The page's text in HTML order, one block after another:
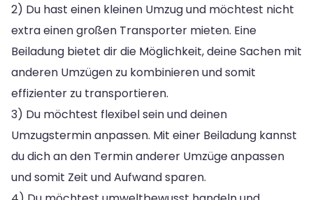
2) Du hast einen kleinen Umzug und möchtest nicht
extra einen großen Transporter mieten. Eine
Beiladung bietet dir die Möglichkeit, deine Sachen mit
anderen Umzügen zu kombinieren und somit
effizienter zu transportieren.
3) Du möchtest flexibel sein und deinen
Umzugstermin anpassen. Mit einer Beiladung kannst
du dich an den Termin anderer Umzüge anpassen
und somit Zeit und Aufwand sparen.